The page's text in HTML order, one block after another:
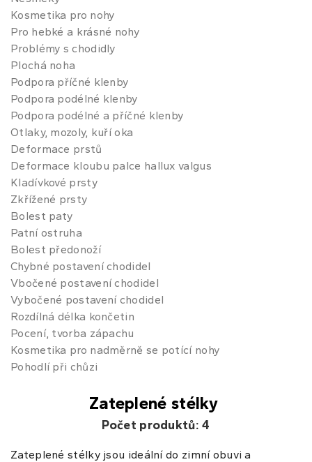
Kosmetika pro nohy
Pro hebké a krásné nohy
Problémy s chodidly
Plochá noha
Podpora příčné klenby
Podpora podélné klenby
Podpora podélné a příčné klenby
Otlaky, mozoly, kuří oka
Deformace prstů
Deformace kloubu palce hallux valgus
Kladívkové prsty
Zkřížené prsty
Bolest paty
Patní ostruha
Bolest předonoží
Chybné postavení chodidel
Vbočené postavení chodidel
Vybočené postavení chodidel
Rozdílná délka končetin
Pocení, tvorba zápachu
Kosmetika pro nadměrně se potící nohy
Pohodlí při chůzi
Zateplené stélky
Počet produktů: 4
Zateplené stélky jsou ideální do zimní obuvi a